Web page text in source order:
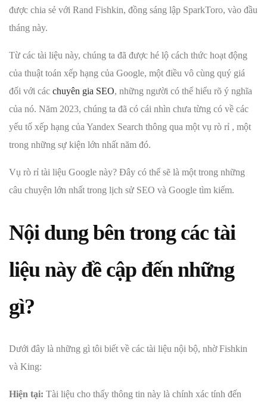
được chia sẻ với Rand Fishkin, đồng sáng lập SparkToro, vào đầu
tháng này.
Từ các tài liệu này, chúng ta đã được hé lộ cách thức hoạt động
của thuật toán xếp hạng của Google, một điều vô cùng quý giá
đối với các chuyên gia SEO, những người có thể hiểu rõ ý nghĩa
của nó. Năm 2023, chúng ta đã có cái nhìn chưa từng có về các
yếu tố xếp hạng của Yandex Search thông qua một vụ rò rỉ , một
trong những sự kiện lớn nhất năm đó.
Vụ rò rỉ tài liệu Google này? Đây có thể sẽ là một trong những
câu chuyện lớn nhất trong lịch sử SEO và Google tìm kiếm.
Nội dung bên trong các tài
liệu này đề cập đến những
gì?
Dưới đây là những gì tôi biết về các tài liệu nội bộ, nhờ Fishkin
và King:
Hiện tại: Tài liệu cho thấy thông tin này là chính xác tính đến